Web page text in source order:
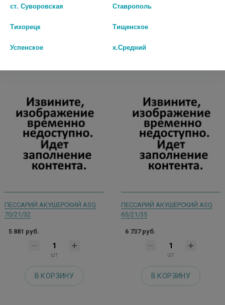
5 416 руб.
В КОРЗИНУ
230 руб.
ПЕССАРИЙ АКУШЕРСКИЙ ASQ
70/21/32
5 881 руб.
шт
В КОРЗИНУ
ПЕССАРИЙ АКУШЕРСКИЙ ASQ
65/21/35
6 737 руб.
шт
В КОРЗИНУ
ст. Суворовская Ставрополь
Тихорецк Тищенское
Успенское х.Средний